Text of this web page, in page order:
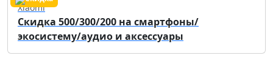
Xiaomi
Скидка 500/300/200 на смартфоны/
экосистему/аудио и аксессуары